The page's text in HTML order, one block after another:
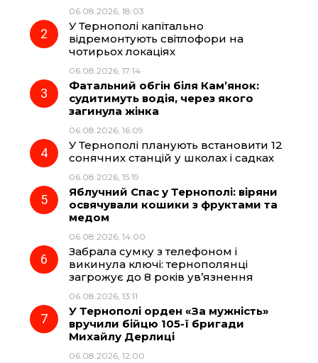
o
k
r
a
m
A
06.08.2026, 18:03
У Тернополі капітально
відремонтують світлофори на
чотирьох локаціях
06.08.2026, 17:14
Фатальний обгін біля Кам’янок:
судитимуть водія, через якого
загинула жінка
06.08.2026, 16:09
У Тернополі планують встановити 12
сонячних станцій у школах і садках
06.08.2026, 15:19
Яблучний Спас у Тернополі: віряни
освячували кошики з фруктами та
медом
06.08.2026, 14:00
Забрала сумку з телефоном і
викинула ключі: тернополянці
загрожує до 8 років ув’язнення
06.08.2026, 13:11
У Тернополі орден «За мужність»
вручили бійцю 105-ї бригади
Михайлу Дерлиці
06.08.2026, 12:00